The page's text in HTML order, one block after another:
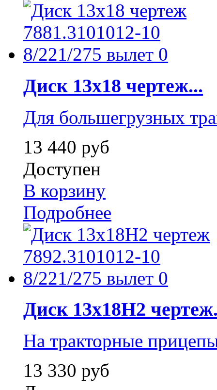
Диск 13x18 чертеж...
Для большегрузных
13 440 руб
Доступен
В корзину
Подробнее
Диск 13x18H2
На тракторные
13 330 руб